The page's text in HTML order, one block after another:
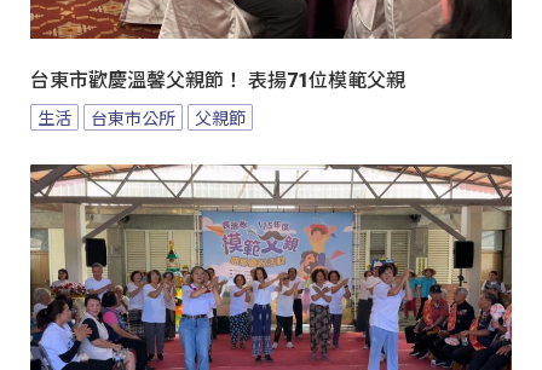
台東市歡慶溫馨父親節！ 表揚71位模範父親
生活 台東市公所 父親節